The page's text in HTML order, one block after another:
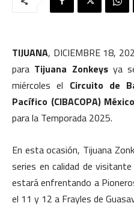
TIJUANA, DICIEMBRE 18,
para Tijuana Zonkeysya
miércoles el Circuito de
Pacífico (CIBACOPA) México
para la Temporada 2025.
En esta ocasión, Tijuana
series en calidad de
estará enfrentando a
el 11 y 12 a Frayles de